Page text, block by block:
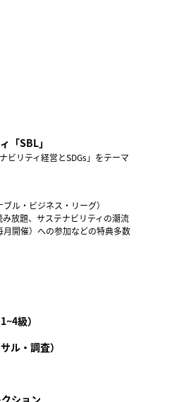
「SBL」
ビリティ経営とSDGs」をテーマ
ル・ビジネス・リーグ）
放題、サステナビリティの潮流
月開催）への参加などの特典多数
級）
ル・調査）
ション